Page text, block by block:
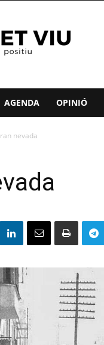
AGENDA OPINIÓ
nevada